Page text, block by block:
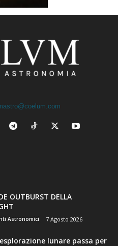
OUTBURST DELLA
Astronomici 7 Agosto 2026
lunare passa per